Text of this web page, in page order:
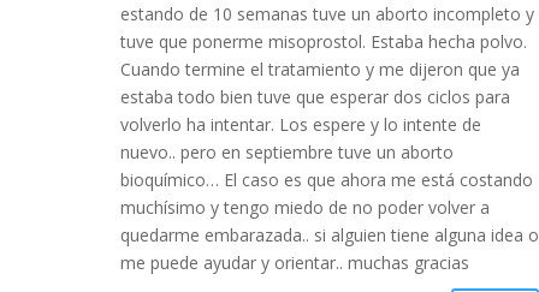
estando de 10 semanas tuve un aborto incompleto y
tuve que ponerme misoprostol. Estaba hecha polvo.
Cuando termine el tratamiento y me dijeron que ya
estaba todo bien tuve que esperar dos ciclos para
volverlo ha intentar. Los espere y lo intente de
nuevo.. pero en septiembre tuve un aborto
bioquímico… El caso es que ahora me está costando
muchísimo y tengo miedo de no poder volver a
quedarme embarazada.. si alguien tiene alguna idea o
me puede ayudar y orientar.. muchas gracias